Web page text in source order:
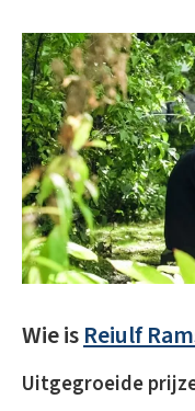
Wie isReiulf
Uitgegroeide